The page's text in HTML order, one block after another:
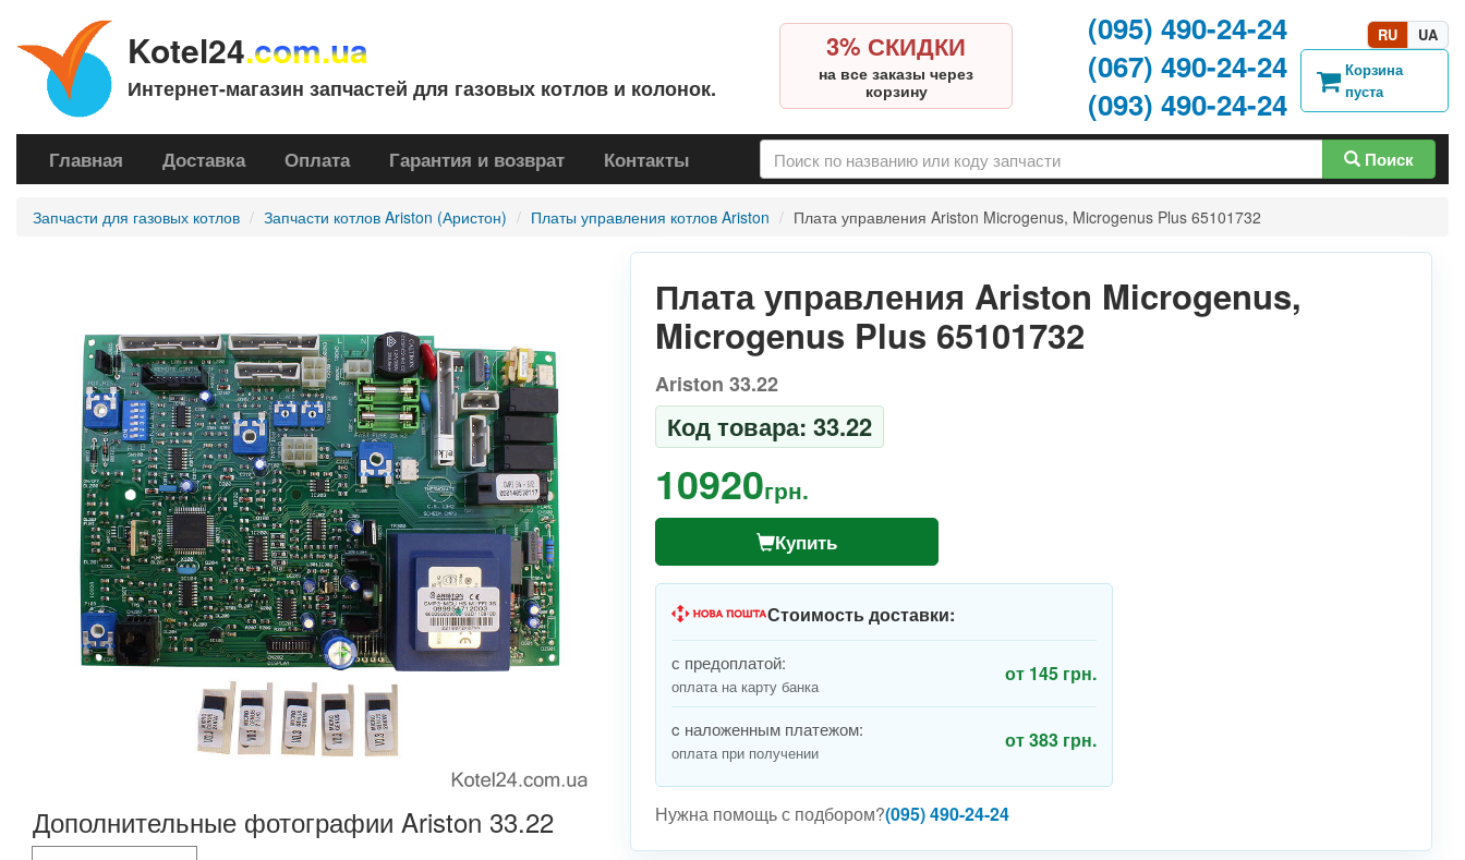
Kotel24.com.ua
Интернет-магазин запчастей для газовых котлов и колонок.
3% СКИДКИ
на все заказы через
корзину
(095) 490-24-24
(067) 490-24-24
(093) 490-24-24
RU
UA
Корзина
пуста
Главная Доставка Оплата Гарантия и возврат Контакты Поиск
Запчасти для газовых котлов Запчасти котлов Ariston (Аристон) Платы управления котлов Ariston Плата управления Ariston Microgenus, Microgenus Plus 65101732
Плата управления Ariston Microgenus,
Microgenus Plus 65101732
Ariston 33.22
Код товара: 33.22
10920грн.
Купить
Стоимость доставки:
с предоплатой: от 145 грн.
оплата на карту банка
c наложенным платежом: от 383 грн.
оплата при получении
Нужна помощь с подбором?(095) 490-24-24
Дополнительные фотографии Ariston 33.22